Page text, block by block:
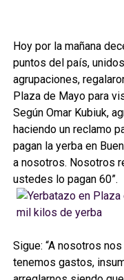
Hoy por la mañana
puntos del país,
agrupaciones,
Plaza de Mayo para
Según Omar Kubiuk,
haciendo un reclamo
pagan la yerba en
a nosotros. Nosotros
ustedes lo pagan 60”.
Sigue: “A nosotros
tenemos gastos,